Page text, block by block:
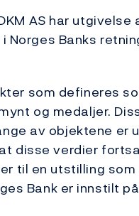
AS har
Norges Banks
som defineres
og medaljer.
av objektene er
disse verdier
til en utstilling
Bank er innstilt